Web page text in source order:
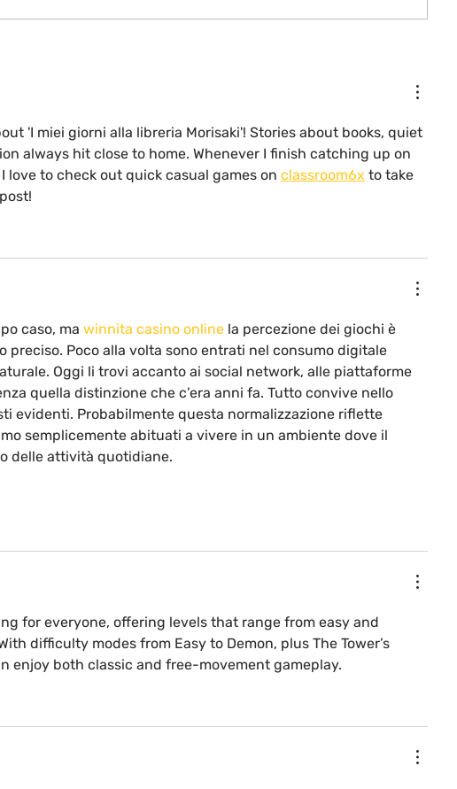
'I miei giorni alla libreria Morisaki'! Stories about books, quiet
always hit close to home. Whenever I finish catching up on
love to check out quick casual games on classroom6x to take
caso, ma winnita casino online la percezione dei giochi è
preciso. Poco alla volta sono entrati nel consumo digitale
Oggi li trovi accanto ai social network, alle piattaforme
quella distinzione che c’era anni fa. Tutto convive nello
evidenti. Probabilmente questa normalizzazione riflette
semplicemente abituati a vivere in un ambiente dove il
delle attività quotidiane.
for everyone, offering levels that range from easy and
difficulty modes from Easy to Demon, plus The Tower’s
enjoy both classic and free-movement gameplay.